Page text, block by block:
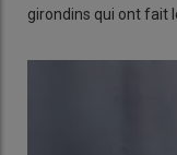
girondins qui ont fait